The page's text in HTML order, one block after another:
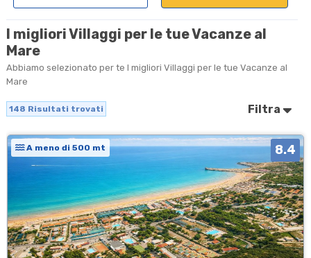
I migliori Villaggi per le tue Vacanze al
Mare
Abbiamo selezionato per te I migliori Villaggi per le tue Vacanze al
Mare
148 Risultati trovati Filtra
A meno di 500 mt 8.4